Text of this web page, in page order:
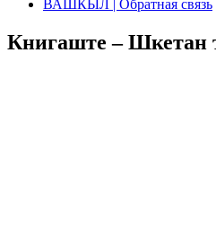
ВАШКЫЛ | Обратная связь
Книгаште – Шкетан